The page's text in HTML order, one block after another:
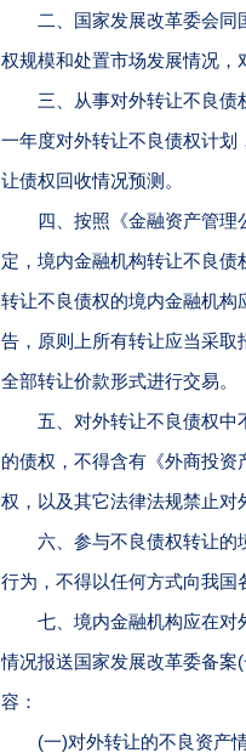
二、国家发展改革委会同
权规模和处置市场发展情况，
三、从事对外转让不良债
一年度对外转让不良债权计
让债权回收情况预测。
四、按照《金融资产管理
定，境内金融机构转让不良
转让不良债权的境内金融机构
告，原则上所有转让应当采
全部转让价款形式进行交易。
五、对外转让不良债权中不
的债权，不得含有《外商投
权，以及其它法律法规禁止对
六、参与不良债权转让的境
行为，不得以任何方式向我国
七、境内金融机构应在对
情况报送国家发展改革委备案
容：
(一)对外转让的不良资产